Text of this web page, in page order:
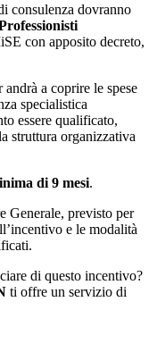
consulenza dovranno
con apposito decreto,
a coprire le spese
specialistica
essere qualificato,
struttura organizzativa
di 9 mesi.
Generale, previsto per
e le modalità
di questo incentivo?
ti offre un servizio di